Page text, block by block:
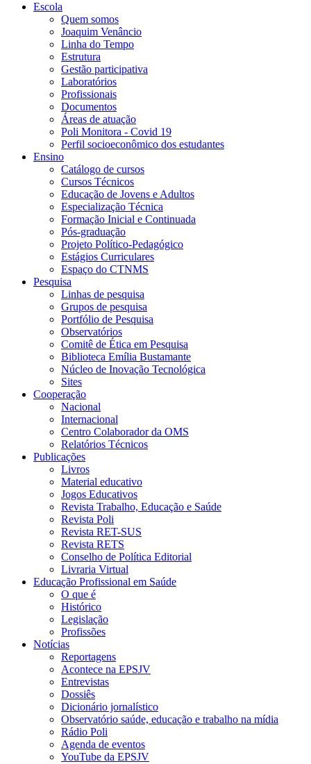
Escola
Quem somos
Joaquim Venâncio
Linha do Tempo
Estrutura
Gestão participativa
Laboratórios
Profissionais
Documentos
Áreas de atuação
Poli Monitora - Covid 19
Perfil socioeconômico dos estudantes
Ensino
Catálogo de cursos
Cursos Técnicos
Educação de Jovens e Adultos
Especialização Técnica
Formação Inicial e Continuada
Pós-graduação
Projeto Político-Pedagógico
Estágios Curriculares
Espaço do CTNMS
Pesquisa
Linhas de pesquisa
Grupos de pesquisa
Portfólio de Pesquisa
Observatórios
Comitê de Ética em Pesquisa
Biblioteca Emília Bustamante
Núcleo de Inovação Tecnológica
Sites
Cooperação
Nacional
Internacional
Centro Colaborador da OMS
Relatórios Técnicos
Publicações
Livros
Material educativo
Jogos Educativos
Revista Trabalho, Educação e Saúde
Revista Poli
Revista RET-SUS
Revista RETS
Conselho de Política Editorial
Livraria Virtual
Educação Profissional em Saúde
O que é
Histórico
Legislação
Profissões
Notícias
Reportagens
Acontece na EPSJV
Entrevistas
Dossiês
Dicionário jornalístico
Observatório saúde, educação e trabalho na mídia
Rádio Poli
Agenda de eventos
YouTube da EPSJV